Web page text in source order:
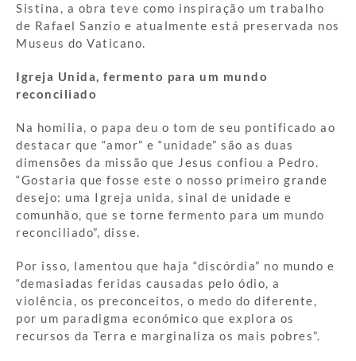
Sistina, a obra teve como inspiração um trabalho
de Rafael Sanzio e atualmente está preservada nos
Museus do Vaticano.
Igreja Unida, fermento para um mundo
reconciliado
Na homilia, o papa deu o tom de seu pontificado ao
destacar que “amor” e “unidade” são as duas
dimensões da missão que Jesus confiou a Pedro.
“Gostaria que fosse este o nosso primeiro grande
desejo: uma Igreja unida, sinal de unidade e
comunhão, que se torne fermento para um mundo
reconciliado”, disse.
Por isso, lamentou que haja “discórdia” no mundo e
“demasiadas feridas causadas pelo ódio, a
violência, os preconceitos, o medo do diferente,
por um paradigma económico que explora os
recursos da Terra e marginaliza os mais pobres”.